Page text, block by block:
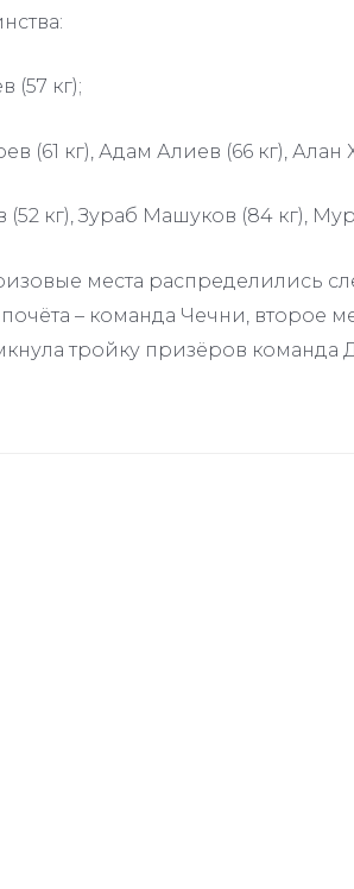
(57 кг);
(61 кг), Адам Алиев (66 кг), Алан
кг), Зураб Машуков (84 кг),
места распределились
– команда Чечни, второе
тройку призёров команда